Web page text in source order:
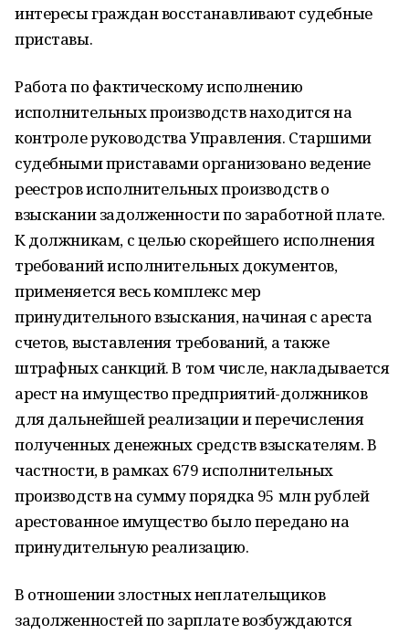
интересы граждан восстанавливают судебные
приставы.
Работа по фактическому исполнению
исполнительных производств находится на
контроле руководства Управления. Старшими
судебными приставами организовано ведение
реестров исполнительных производств о
взыскании задолженности по заработной плате.
К должникам, с целью скорейшего исполнения
требований исполнительных документов,
применяется весь комплекс мер
принудительного взыскания, начиная с ареста
счетов, выставления требований, а также
штрафных санкций. В том числе, накладывается
арест на имущество предприятий-должников
для дальнейшей реализации и перечисления
полученных денежных средств взыскателям. В
частности, в рамках 679 исполнительных
производств на сумму порядка 95 млн рублей
арестованное имущество было передано на
принудительную реализацию.
В отношении злостных неплательщиков
задолженностей по зарплате возбуждаются